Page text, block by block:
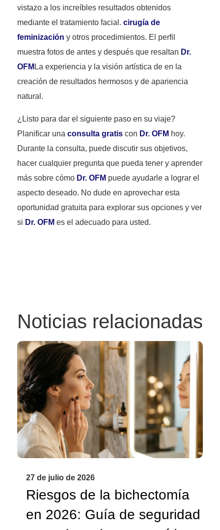
vistazo a los increíbles resultados obtenidos
mediante el tratamiento facial. cirugía de
feminización y otros procedimientos. El perfil
muestra fotos de antes y después que resaltan Dr.
OFM La experiencia y la visión artística de en la
creación de resultados hermosos y de apariencia
natural.
¿Listo para dar el siguiente paso en su viaje?
Planificar una consulta gratis con Dr. OFM hoy.
Durante la consulta, puede discutir sus objetivos,
hacer cualquier pregunta que pueda tener y aprender
más sobre cómo Dr. OFM puede ayudarle a lograr el
aspecto deseado. No dude en aprovechar esta
oportunidad gratuita para explorar sus opciones y ver
si Dr. OFM es el adecuado para usted.
Noticias relacionadas
27 de julio de 2026
Riesgos de la bichectomía
en 2026: Guía de seguridad